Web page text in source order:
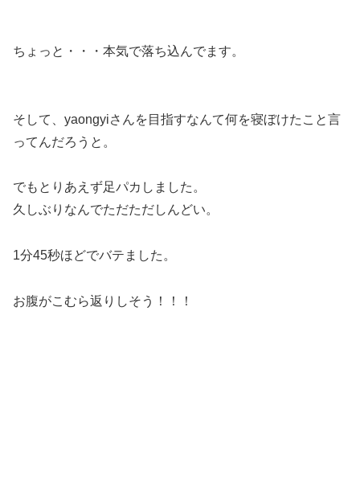
ちょっと・・・本気で落ち込んでます。
そして、yaongyiさんを目指すなんて何を寝ぼけたこと言
ってんだろうと。
でもとりあえず足パカしました。
久しぶりなんでただただしんどい。
1分45秒ほどでバテました。
お腹がこむら返りしそう！！！